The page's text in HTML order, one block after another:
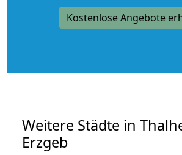
Kostenlose Angebote
Weitere Städte in
Erzgeb